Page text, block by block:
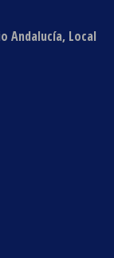
Andalucía, Local